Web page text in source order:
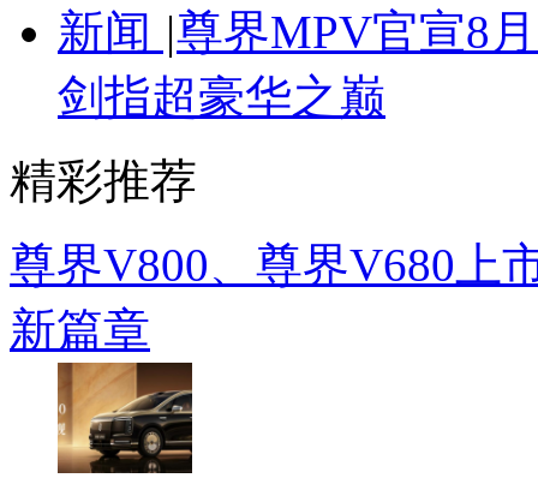
新闻 |尊界MPV官宣8
剑指超豪华之巅
精彩推荐
尊界V800、尊界V680上
新篇章